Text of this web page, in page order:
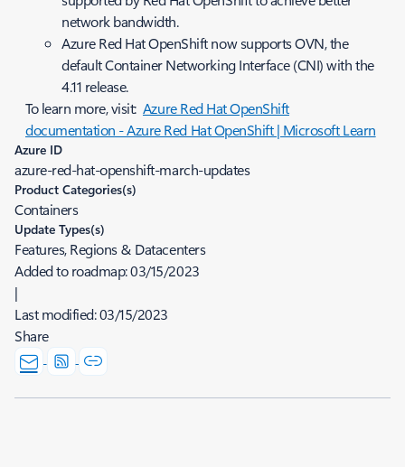
network bandwidth.
Azure Red Hat OpenShift now supports OVN, the
default Container Networking Interface (CNI) with the
4.11 release.
To learn more, visit: Azure Red Hat OpenShift
documentation - Azure Red Hat OpenShift | Microsoft Learn
Azure ID
azure-red-hat-openshift-march-updates
Product Categories(s)
Containers
Update Types(s)
Features, Regions & Datacenters
Added to roadmap:03/15/2023
|
Last modified:03/15/2023
Share